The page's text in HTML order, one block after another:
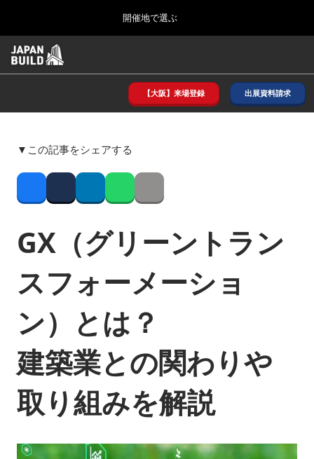
ッ
プ
し
進
to
close
the
開催地で選ぶ
インテックス大阪/ INTEX OSAKA
2026年12月02日
3月_建設DX展＋（プラス）
東京ビッグサイト/Tokyo Big Sight
ー
バ
ル
ナ
を
た
【大阪】来場登録 出展資料請求
▼この記事をシェアする
FacebookTwitterLinkedInWhatsappCopy link
GX（グリーントラン
スフォーメーショ
ン）とは？
建築業との関わりや
取り組みを解説